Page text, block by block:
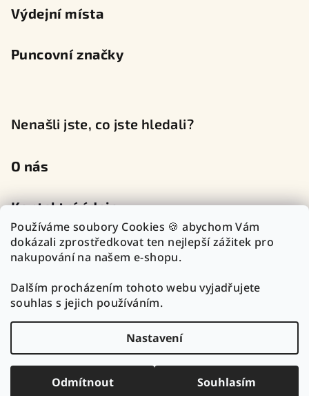
Používáme soubory Cookies 🍪 abychom Vám
dokázali zprostředkovat ten nejlepší zážitek pro
nakupování na našem e-shopu.
Dalším procházením tohoto webu vyjadřujete
souhlas s jejich používáním.
Nastavení
Odmítnout Souhlasím
Výdejní místa
Puncovní značky
Nenašli jste, co jste hledali?
O nás
Kontaktní údaje
Copyright 2026TOP Zlatnictví Outlet. Všechna práva
vyhrazena.Upravit nastavení cookies